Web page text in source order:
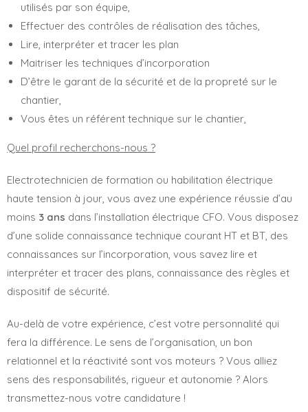
utilisés par son équipe,
Effectuer des contrôles de réalisation des tâches,
Lire, interpréter et tracer les plan
Maitriser les techniques d’incorporation
D’être le garant de la sécurité et de la propreté sur le
chantier,
Vous êtes un référent technique sur le chantier,
Quel profil recherchons-nous ?
Electrotechnicien de formation ou habilitation électrique
haute tension à jour, vous avez une expérience réussie d’au
moins 3 ans dans l’installation électrique CFO. Vous disposez
d’une solide connaissance technique courant HT et BT, des
connaissances sur l’incorporation, vous savez lire et
interpréter et tracer des plans, connaissance des règles et
dispositif de sécurité.
Au-delà de votre expérience, c’est votre personnalité qui
fera la différence. Le sens de l’organisation, un bon
relationnel et la réactivité sont vos moteurs ? Vous alliez
sens des responsabilités, rigueur et autonomie ? Alors
transmettez-nous votre candidature !